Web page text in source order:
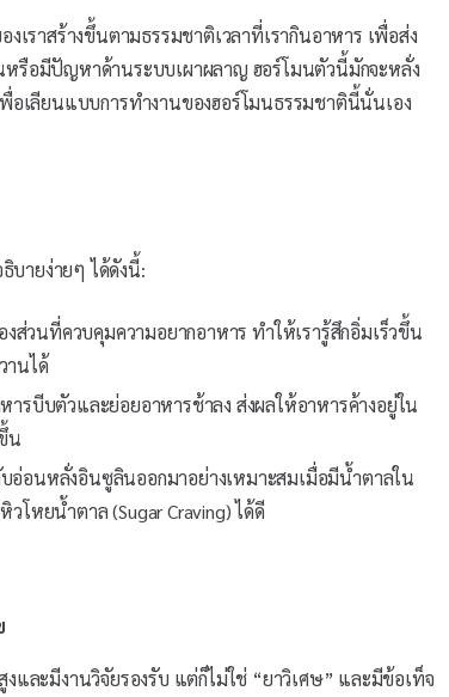
เราสร้างขึ้นตามธรรมชาติเวลาที่เรากินอาหาร เพื่อส่ง
อมีปัญหาด้านระบบเผาผลาญ ฮอร์โมนตัวนี้มักจะหลั่ง
อเลียนแบบการทำงานของฮอร์โมนธรรมชาตินี้นั่นเอง
บายง่ายๆ ได้ดังนี้:
ส่วนที่ควบคุมความอยากอาหาร ทำให้เรารู้สึกอิ่มเร็วขึ้น
านได้
ารบีบตัวและย่อยอาหารช้าลง ส่งผลให้อาหารค้างอยู่ใน
น
อ่อนหลั่งอินซูลินออกมาอย่างเหมาะสมเมื่อมีน้ำตาลใน
โหยน้ำตาล (Sugar Craving) ได้ดี
ละมีงานวิจัยรองรับ แต่ก็ไม่ใช่ “ยาวิเศษ” และมีข้อเท็จ